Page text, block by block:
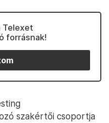
Telexet
forrásnak!
szakértői csoportja